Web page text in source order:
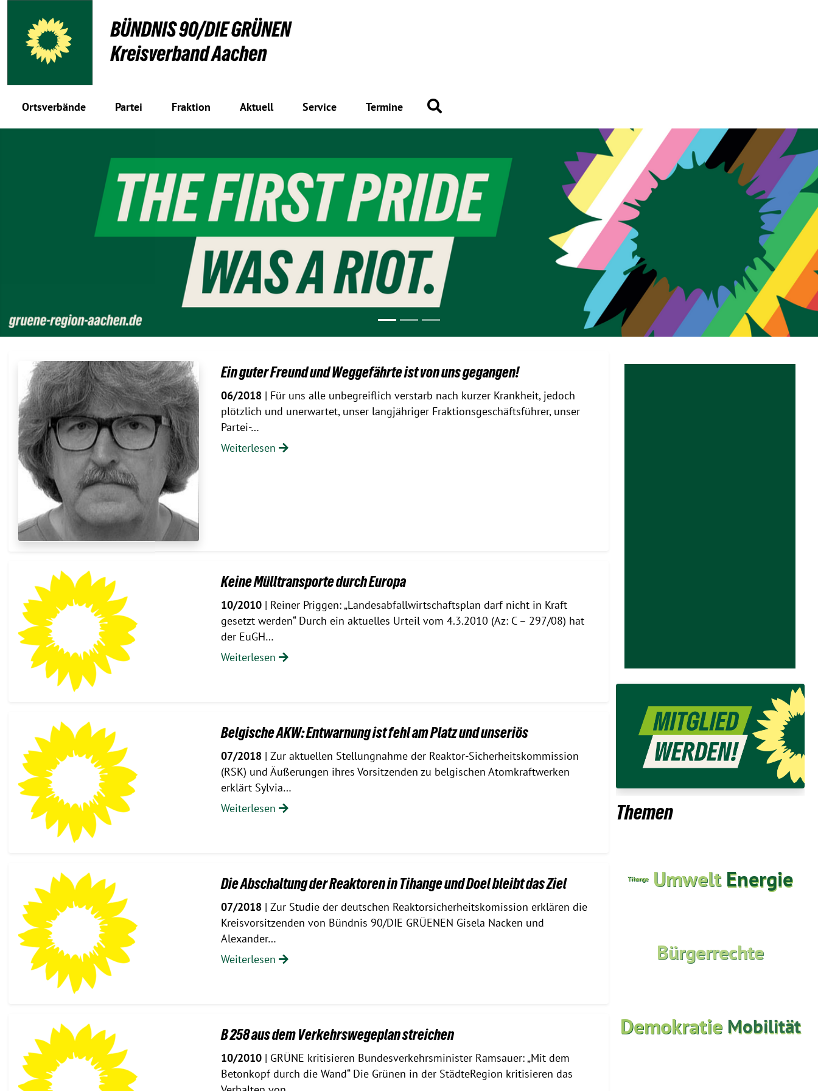
Ortsverbände Partei Fraktion Aktuell Service Termine
Ein guter Freund und Weggefährte ist von uns gegangen!
06/2018 | Für uns alle unbegreiflich verstarb nach kurzer Krankheit, jedoch
plötzlich und unerwartet, unser langjähriger Fraktionsgeschäftsführer, unser
Partei-…
Weiterlesen
Keine Mülltransporte durch Europa
10/2010| Reiner Priggen: „Landesabfallwirtschaftsplan darf nicht in Kraft
gesetzt werden“ Durch ein aktuelles Urteil vom 4.3.2010 (Az: C – 297/08) hat
der EuGH…
Weiterlesen
Belgische AKW: Entwarnung ist fehl am Platz und unseriös
07/2018 | Zur aktuellen Stellungnahme der Reaktor-Sicherheitskommission
(RSK) und Äußerungen ihres Vorsitzenden zu belgischen Atomkraftwerken
erklärt Sylvia…
Weiterlesen
Die Abschaltung der Reaktoren in Tihange und Doel bleibt das Ziel
07/2018 | Zur Studie der deutschen Reaktorsicherheitskomission erklären die
Kreisvorsitzenden von Bündnis 90/DIE GRÜENEN Gisela Nacken und
Alexander…
Weiterlesen
B 258 aus dem Verkehrswegeplan streichen
10/2010| GRÜNE kritisieren Bundesverkehrsminister Ramsauer: „Mit dem
Betonkopf durch die Wand“ Die Grünen in der StädteRegion kritisieren das
Verhalten von…
Themen
Tihange Umwelt Energie
Bürgerrechte
Demokratie Mobilität